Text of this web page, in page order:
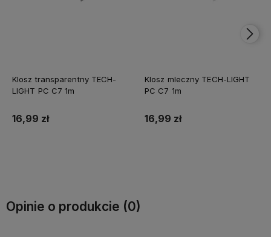
Klosz transparentny TECH-
LIGHT PC C7 1m
16,99 zł
Klosz mleczny TECH-LIGHT
PC C7 1m
16,99 zł
Opinie o produkcie (0)